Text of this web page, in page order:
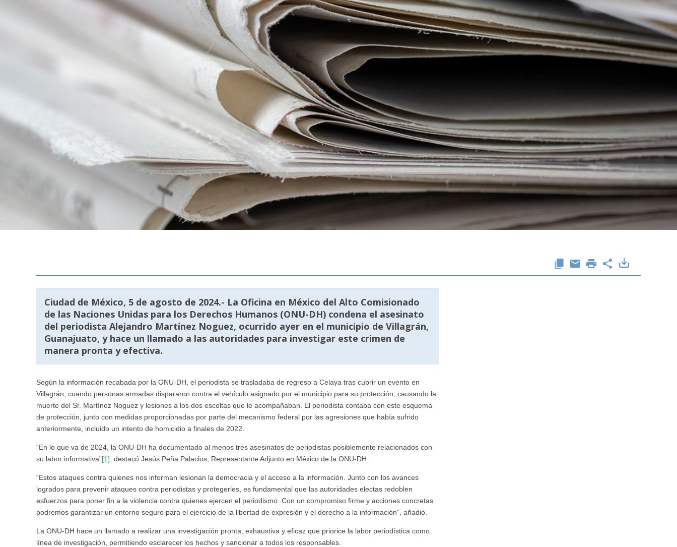
Ciudad de México, 5 de agosto de 2024.- La Oficina en México del Alto Comisionado
de las Naciones Unidas para los Derechos Humanos (ONU-DH) condena el asesinato
del periodista Alejandro Martínez Noguez, ocurrido ayer en el municipio de Villagrán,
Guanajuato, y hace un llamado a las autoridades para investigar este crimen de
manera pronta y efectiva.
Según la información recabada por la ONU-DH, el periodista se trasladaba de regreso a Celaya tras cubrir un evento en
Villagrán, cuando personas armadas dispararon contra el vehículo asignado por el municipio para su protección, causando la
muerte del Sr. Martínez Noguez y lesiones a los dos escoltas que le acompañaban. El periodista contaba con este esquema
de protección, junto con medidas proporcionadas por parte del mecanismo federal por las agresiones que había sufrido
anteriormente, incluido un intento de homicidio a finales de 2022.
“En lo que va de 2024, la ONU-DH ha documentado al menos tres asesinatos de periodistas posiblemente relacionados con
su labor informativa”[1] , destacó Jesús Peña Palacios, Representante Adjunto en México de la ONU-DH.
“Estos ataques contra quienes nos informan lesionan la democracia y el acceso a la información. Junto con los avances
logrados para prevenir ataques contra periodistas y protegerles, es fundamental que las autoridades electas redoblen
esfuerzos para poner fin a la violencia contra quienes ejercen el periodismo. Con un compromiso firme y acciones concretas
podremos garantizar un entorno seguro para el ejercicio de la libertad de expresión y el derecho a la información”, añadió.
La ONU-DH hace un llamado a realizar una investigación pronta, exhaustiva y eficaz que priorice la labor periodística como
línea de investigación, permitiendo esclarecer los hechos y sancionar a todos los responsables.